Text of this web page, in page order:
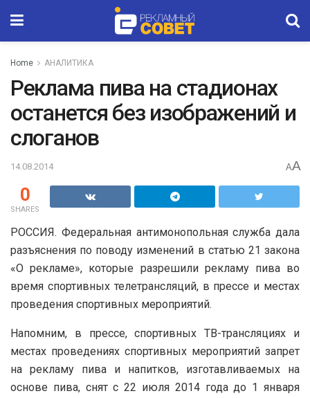
Home АНАЛИТИКА
Реклама пива на стадионах
останется без изображений и
слоганов
14.08.2014 AA
0
SHARES
РОССИЯ. Федеральная антимонопольная служба дала
разъяснения по поводу изменений в статью 21 закона
«О рекламе», которые разрешили рекламу пива во
время спортивных телетрансляций, в прессе и местах
проведения спортивных мероприятий.
Напомним, в прессе, спортивных ТВ-трансляциях и
местах проведениях спортивных мероприятий запрет
на рекламу пива и напитков, изготавливаемых на
основе пива, снят с 22 июля 2014 года до 1 января